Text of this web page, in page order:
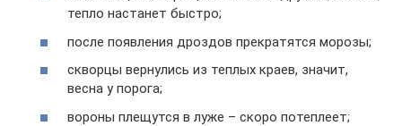
тепло настанет быстро;
после появления дроздов прекратятся морозы;
скворцы вернулись из теплых краев, значит,
весна у порога;
вороны плещутся в луже – скоро потеплеет;